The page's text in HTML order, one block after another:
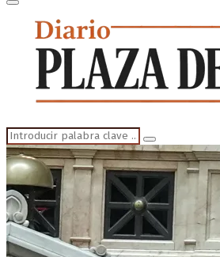
Primary
Menu
Search
for:
Search